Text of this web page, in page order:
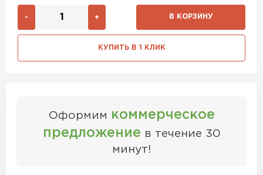
- + В КОРЗИНУ
КУПИТЬ В 1 КЛИК
Оформим коммерческое
предложение в течение 30
минут!